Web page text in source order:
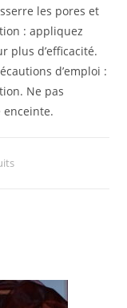
les pores et
: appliquez
plus d’efficacité.
d’emploi :
Ne pas